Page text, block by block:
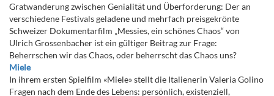
Gratwanderung zwischen Genialität und Überforderung: Der an
verschiedene Festivals geladene und mehrfach preisgekrönte
Schweizer Dokumentarfilm „Messies, ein schönes Chaos“ von
Ulrich Grossenbacher ist ein gültiger Beitrag zur Frage:
Beherrschen wir das Chaos, oder beherrscht das Chaos uns?
Miele
In ihrem ersten Spielfilm «Miele» stellt die Italienerin Valeria Golino
Fragen nach dem Ende des Lebens: persönlich, existenziell,